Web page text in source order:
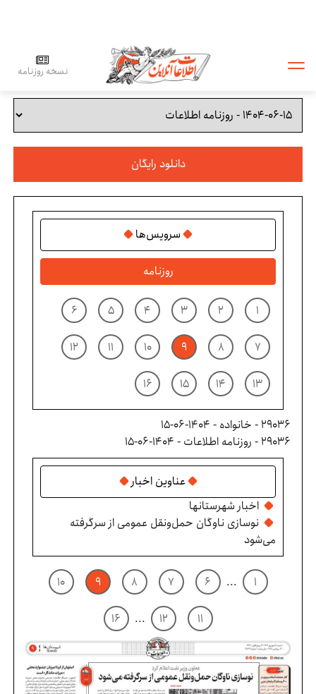
نسخه روزنامه
دانلود رایگان
سرویس‌ها
روزنامه
۱ ۲ ۳ ۴ ۵ ۶
۷ ۸ ۹ ۱۰ ۱۱ ۱۲
۱۳ ۱۴ ۱۵ ۱۶
29036 - خانواده - ۱۴۰۴-۰۶-۱۵
29036 - روزنامه اطلاعات - ۱۴۰۴-۰۶-۱۵
عناوین اخبار
اخبار شهرستانها
نوسازی ناوگان حمل‌ونقل عمومی از سرگرفته
می‌شود
۱ ... ۶ ۷ ۸ ۹ ۱۰
۱۱ ۱۲ ... ۱۶